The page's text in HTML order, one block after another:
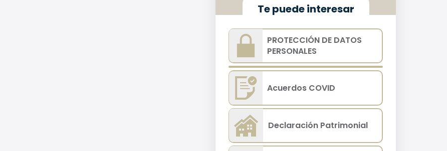
Te puede interesar
PROTECCIÓN DE DATOS
PERSONALES
Acuerdos COVID
Declaración Patrimonial